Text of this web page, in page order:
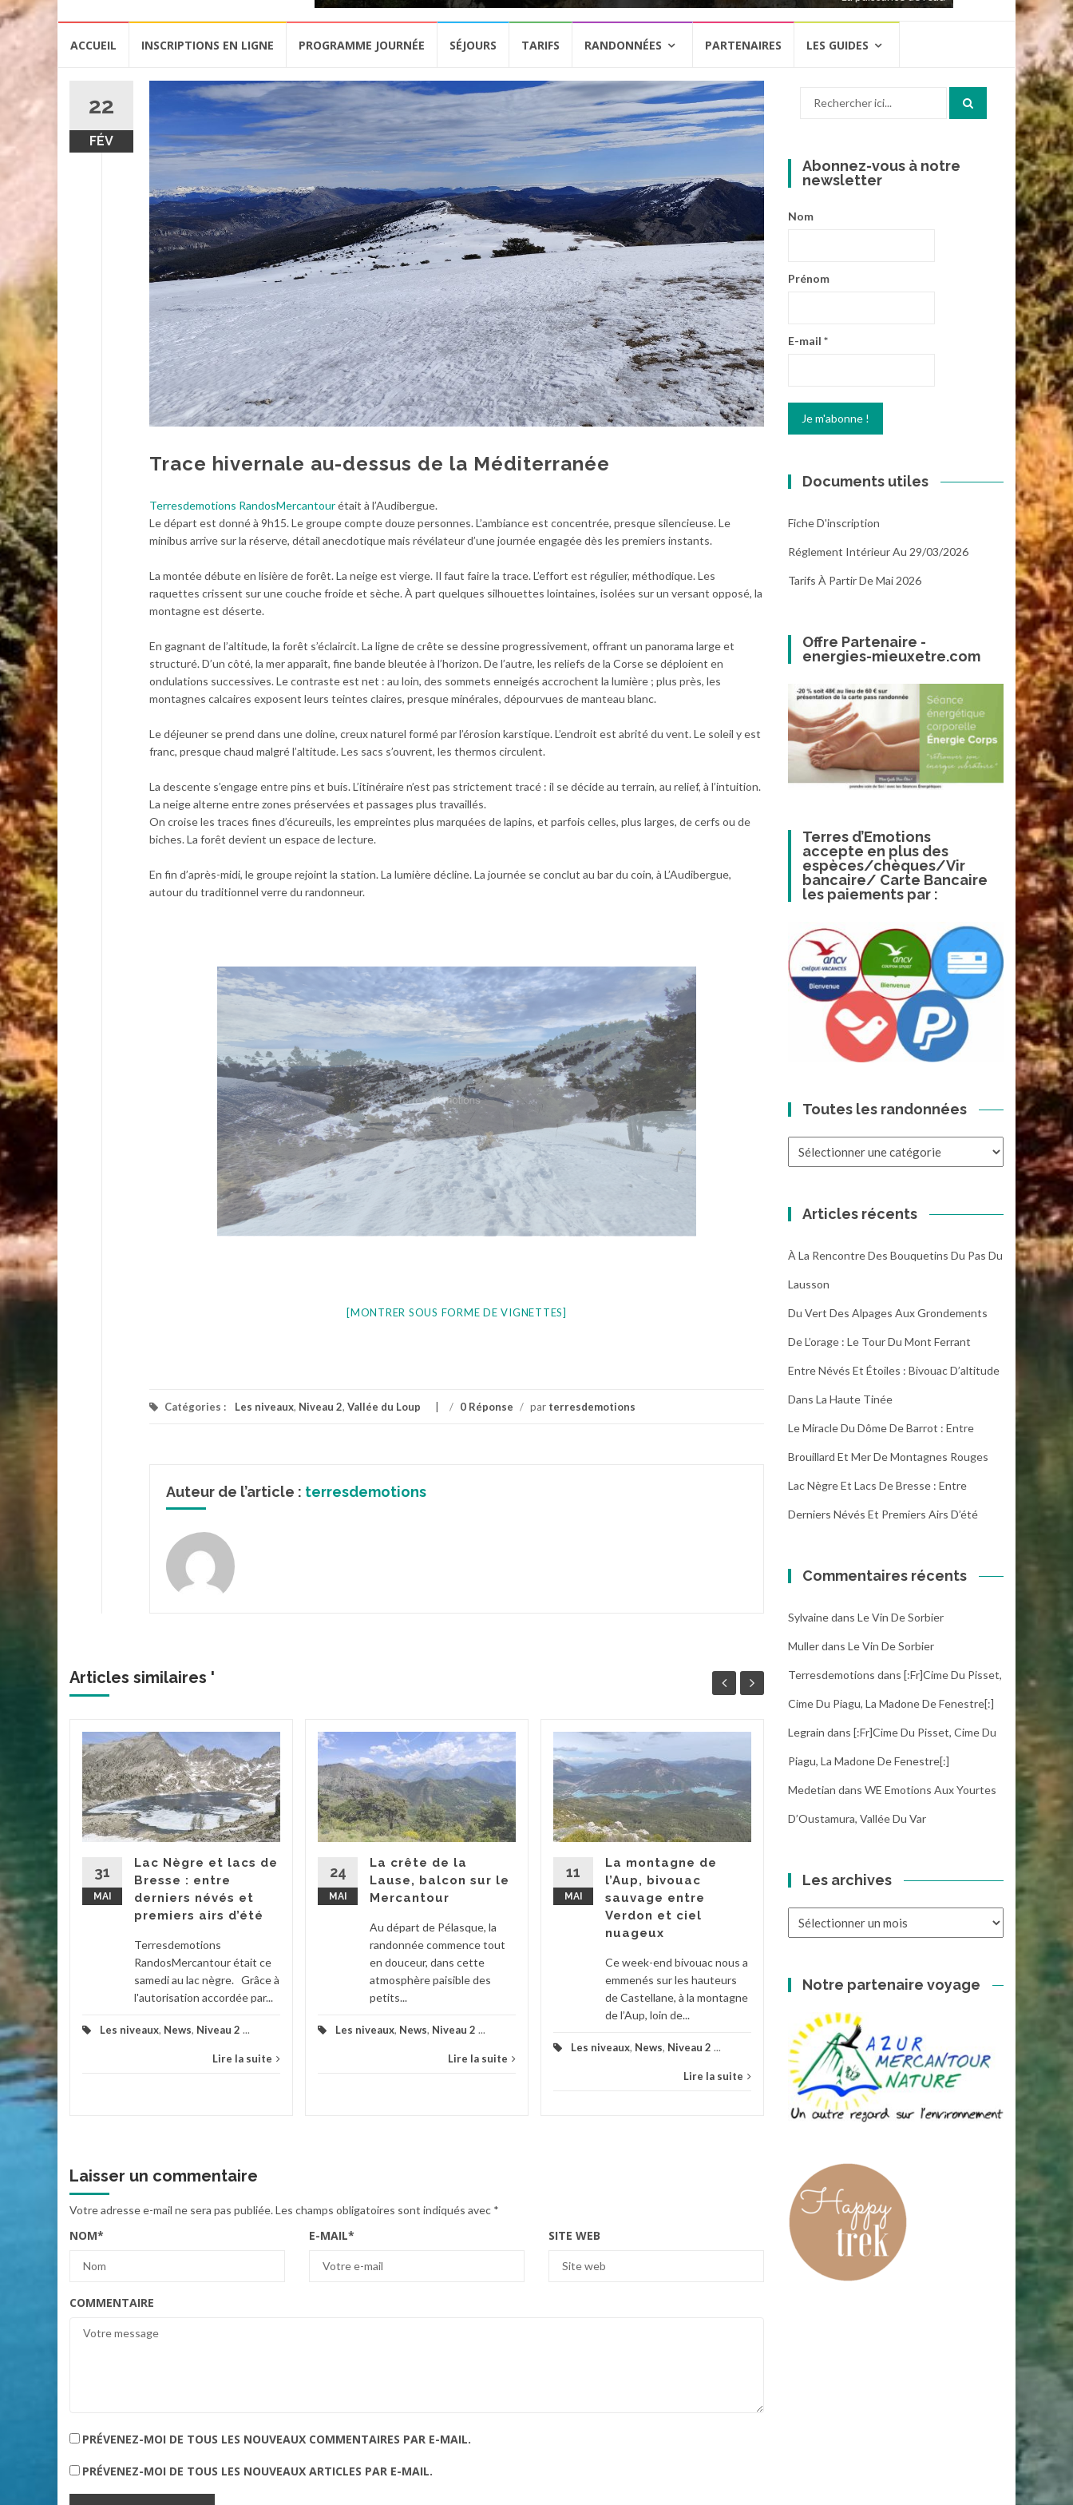
ACCUEIL INSCRIPTIONS EN LIGNE PROGRAMME JOURNÉE SÉJOURS TARIFS RANDONNÉES PARTENAIRES LES GUIDES
22
FÉV
Trace hivernale au-dessus de la Méditerranée
Terresdemotions RandosMercantourétait à l’Audibergue.
Le départ est donné à 9h15. Le groupe compte douze personnes. L’ambiance est concentrée, presque silencieuse. Le
minibus arrive sur la réserve, détail anecdotique mais révélateur d’une journée engagée dès les premiers instants.
La montée débute en lisière de forêt. La neige est vierge. Il faut faire la trace. L’effort est régulier, méthodique. Les
raquettes crissent sur une couche froide et sèche. À part quelques silhouettes lointaines, isolées sur un versant opposé, la
montagne est déserte.
En gagnant de l’altitude, la forêt s’éclaircit. La ligne de crête se dessine progressivement, offrant un panorama large et
structuré. D’un côté, la mer apparaît, fine bande bleutée à l’horizon. De l’autre, les reliefs de la Corse se déploient en
ondulations successives. Le contraste est net : au loin, des sommets enneigés accrochent la lumière ; plus près, les
montagnes calcaires exposent leurs teintes claires, presque minérales, dépourvues de manteau blanc.
Le déjeuner se prend dans une doline, creux naturel formé par l’érosion karstique. L’endroit est abrité du vent. Le soleil y est
franc, presque chaud malgré l’altitude. Les sacs s’ouvrent, les thermos circulent.
La descente s’engage entre pins et buis. L’itinéraire n’est pas strictement tracé : il se décide au terrain, au relief, à l’intuition.
La neige alterne entre zones préservées et passages plus travaillés.
On croise les traces fines d’écureuils, les empreintes plus marquées de lapins, et parfois celles, plus larges, de cerfs ou de
biches. La forêt devient un espace de lecture.
En fin d’après-midi, le groupe rejoint la station. La lumière décline. La journée se conclut au bar du coin, à L’Audibergue,
autour du traditionnel verre du randonneur.
[MONTRER SOUS FORME DE VIGNETTES]
Catégories : Les niveaux, Niveau 2, Vallée du Loup / 0 Réponse / par terresdemotions
Auteur de l’article : terresdemotions
Articles similaires '
une...
suite
31
MAI
Lac Nègre et lacs de
Bresse : entre
derniers névés et
premiers airs d’été
Terresdemotions
RandosMercantour était ce
samedi au lac nègre. Grâce à
l'autorisation accordée par...
Les niveaux, News, Niveau 2 ...
Lire la suite
24
MAI
La crête de la
Lause, balcon sur le
Mercantour
Au départ de Pélasque, la
randonnée commence tout
en douceur, dans cette
atmosphère paisible des
petits...
Les niveaux, News, Niveau 2 ...
Lire la suite
11
MAI
La montagne de
l’Aup, bivouac
sauvage entre
Verdon et ciel
nuageux
Ce week-end bivouac nous a
emmenés sur les hauteurs
de Castellane, à la montagne
de l’Aup, loin de...
Les niveaux, News, Niveau 2 ...
Lire la suite
03
MAI
de Saint-Cézaire au
pont des Tuves
Au départ de Saint-Cézaire,
impression...
Les niveaux,News,Niveau 2
19
Laisser un commentaire
Votre adresse e-mail ne sera pas publiée.Les champs obligatoires sont indiqués avec *
NOM* E-MAIL* SITE WEB
COMMENTAIRE
PRÉVENEZ-MOI DE TOUS LES NOUVEAUX COMMENTAIRES PAR E-MAIL.
PRÉVENEZ-MOI DE TOUS LES NOUVEAUX ARTICLES PAR E-MAIL.
Abonnez-vous à notre
newsletter
Nom
Prénom
E-mail *
Documents utiles
Fiche D'inscription
Réglement Intérieur Au 29/03/2026
Tarifs À Partir De Mai 2026
Offre Partenaire -
energies-mieuxetre.com
Terres d’Emotions
accepte en plus des
espèces/chèques/Vir
bancaire/ Carte Bancaire
les paiements par :
Toutes les randonnées
Articles récents
À La Rencontre Des Bouquetins Du Pas Du
Lausson
Du Vert Des Alpages Aux Grondements
De L’orage : Le Tour Du Mont Ferrant
Entre Névés Et Étoiles : Bivouac D’altitude
Dans La Haute Tinée
Le Miracle Du Dôme De Barrot : Entre
Brouillard Et Mer De Montagnes Rouges
Lac Nègre Et Lacs De Bresse : Entre
Derniers Névés Et Premiers Airs D’été
Commentaires récents
Sylvainedans Le Vin De Sorbier
Mullerdans Le Vin De Sorbier
Terresdemotions dans [:fr]Cime Du Pisset,
Cime Du Piagu, La Madone De Fenestre[:]
Legrain dans [:fr]Cime Du Pisset, Cime Du
Piagu, La Madone De Fenestre[:]
Medetian dans WE Emotions Aux Yourtes
D’Oustamura, Vallée Du Var
Les archives
Notre partenaire voyage